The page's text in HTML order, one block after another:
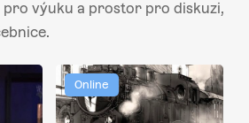
pro výuku a prostor pro diskuzi,
Online